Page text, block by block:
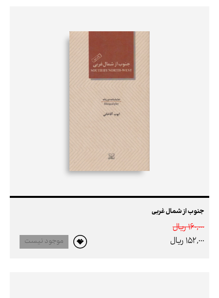
جنوب از شمال غربی
160,000 ريال
152,000 ريال
موجود نیست